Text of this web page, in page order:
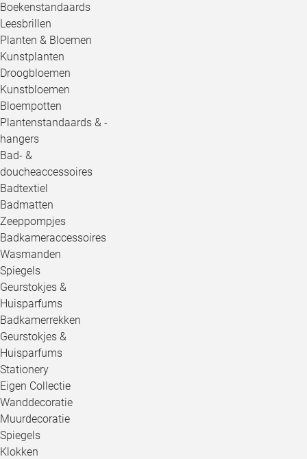
Boekenstandaards
Leesbrillen
Planten & Bloemen
Kunstplanten
Droogbloemen
Kunstbloemen
Bloempotten
Plantenstandaards & -
hangers
Bad- &
doucheaccessoires
Badtextiel
Badmatten
Zeeppompjes
Badkameraccessoires
Wasmanden
Spiegels
Geurstokjes &
Huisparfums
Badkamerrekken
Geurstokjes &
Huisparfums
Stationery
Eigen Collectie
Wanddecoratie
Muurdecoratie
Spiegels
Klokken